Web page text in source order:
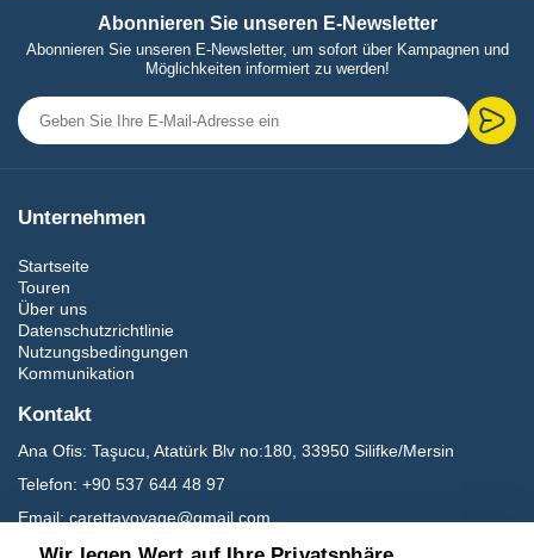
Abonnieren Sie unseren E-Newsletter
Abonnieren Sie unseren E-Newsletter, um sofort über Kampagnen und
Möglichkeiten informiert zu werden!
Unternehmen
Startseite
Touren
Über uns
Datenschutzrichtlinie
Nutzungsbedingungen
Kommunikation
Kontakt
Ana Ofis: Taşucu, Atatürk Blv no:180, 33950 Silifke/Mersin
Telefon: +90 537 644 48 97
Email: carettavoyage@gmail.com